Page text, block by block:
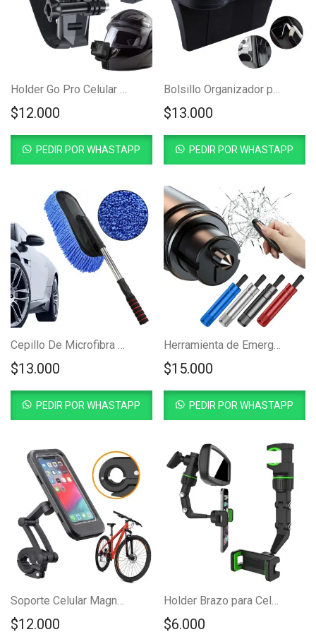
$12.000
PEDIR POR WHASTAPP
$13.000
PEDIR POR WHASTAPP
$13.000
PEDIR POR WHASTAPP
$15.000
PEDIR POR WHASTAPP
$12.000 $6.000